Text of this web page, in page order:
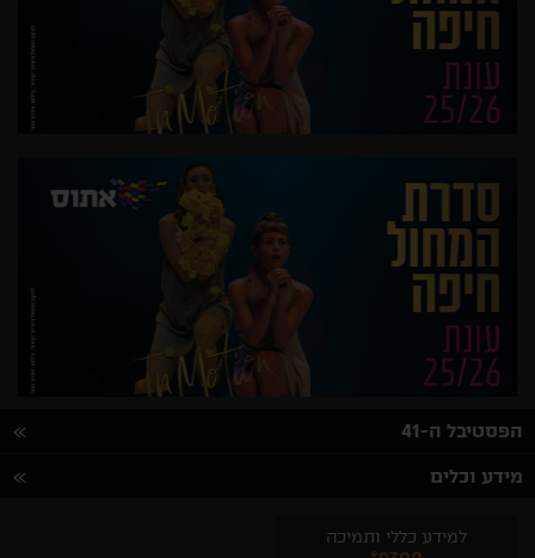
הפסטיבל ה-41
מידע וכלים
למידע כללי ותמיכה